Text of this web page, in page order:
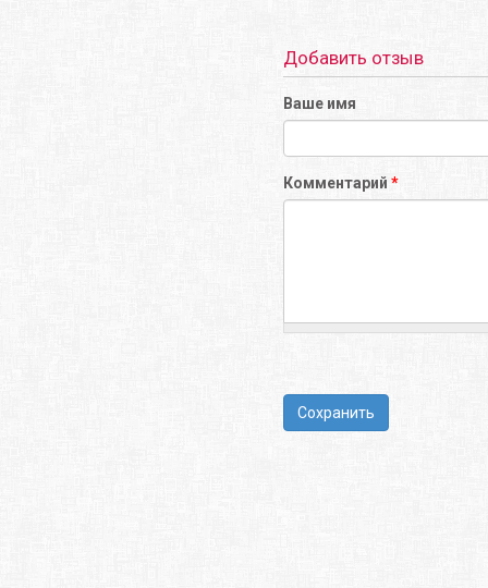
Добавить отзыв
Ваше имя
Комментарий *
Сохранить